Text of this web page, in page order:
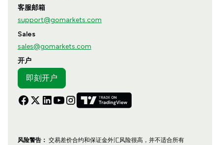
客服邮箱
support@gomarkets.com
Sales
sales@gomarkets.com
开户
即刻开户
风险警告： 交易差价合约和保证金外汇风险很高，并不适合所有